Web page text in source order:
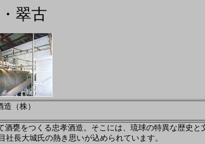
翠古
造（株）
甕をつくる忠孝酒造。そこには、琉球の特異な歴史
長大城氏の熱き思いが込められています。